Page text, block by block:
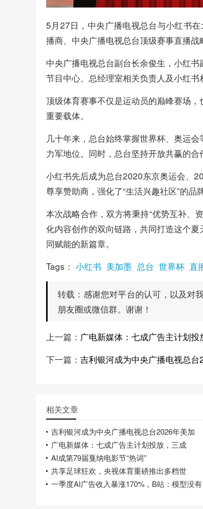
5月27日，中央广播电视总台与小红书
播商、中央广播电视总台顶级赛事直播战
中央广播电视总台副台长余俊生，小红
节目中心、总经理室相关负责人及小红书
顶级体育赛事不仅是运动员的巅峰赛场
重要载体。
几十年来，总台始终掌握世界杯、奥运
力军地位。同时，总台坚持开放共赢的
小红书先后成为总台2020东京奥运会、
尊享赞助商，强化了“生活兴趣社区”的品
本次战略合作，双方将秉持“优势互补、
化内容创作的双向链路，共同打造这个
同赋能的新篇章。
Tags： 小红书 美加墨 总台 世界杯 直
转载： 感谢您对平台的认可，以及对
朋友圈或微信群。谢谢！
上一篇： 广电新媒体：七成广告主计划投
下一篇： 吉利银河成为中央广播电视总
相关文章
吉利银河成为中央广播电视总台2026年美加
广电新媒体：七成广告主计划投放，三成
AI成第79届戛纳电影节“热词”
共享足球狂欢，央视体育重磅推出多档世
一季度AI广告收入暴涨170%，B站：模型没有